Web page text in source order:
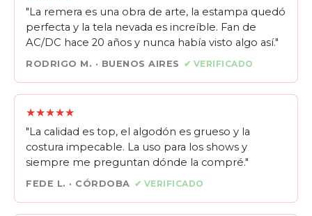
"La remera es una obra de arte, la estampa quedó
perfecta y la tela nevada es increíble. Fan de
AC/DC hace 20 años y nunca había visto algo así."
RODRIGO M. · BUENOS AIRES ✔ VERIFICADO
★★★★★
"La calidad es top, el algodón es grueso y la
costura impecable. La uso para los shows y
siempre me preguntan dónde la compré."
FEDE L. · CÓRDOBA ✔ VERIFICADO